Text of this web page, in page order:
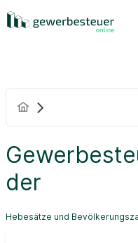
der
Hebesätze und